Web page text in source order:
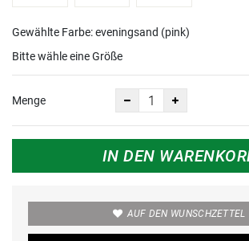
Gewählte Farbe: eveningsand (pink)
Bitte wähle eine Größe
Menge
IN DEN
AUF DEN WUNSCHZETTEL